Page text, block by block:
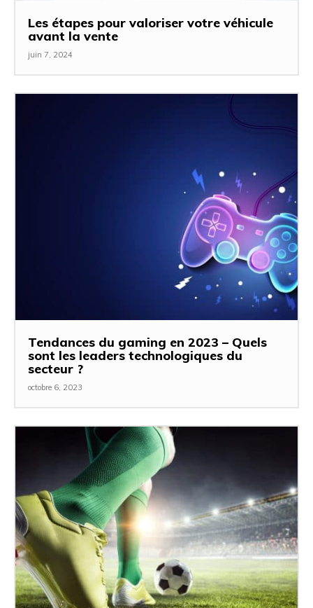
Les étapes pour valoriser votre véhicule
avant la vente
juin 7, 2024
Tendances du gaming en 2023 – Quels
sont les leaders technologiques du
secteur ?
octobre 6, 2023